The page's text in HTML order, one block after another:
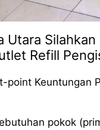
Utara
Refill
Keuntungan
pokok